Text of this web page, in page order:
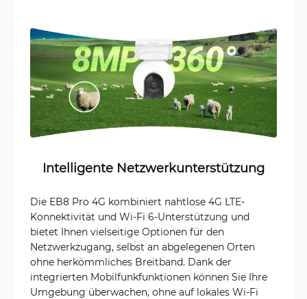
Intelligente Netzwerkunterstützung
Die EB8 Pro 4G kombiniert nahtlose 4G LTE-
Konnektivität und Wi-Fi 6-Unterstützung und
bietet Ihnen vielseitige Optionen für den
Netzwerkzugang, selbst an abgelegenen Orten
ohne herkömmliches Breitband. Dank der
integrierten Mobilfunkfunktionen können Sie Ihre
Umgebung überwachen, ohne auf lokales Wi-Fi